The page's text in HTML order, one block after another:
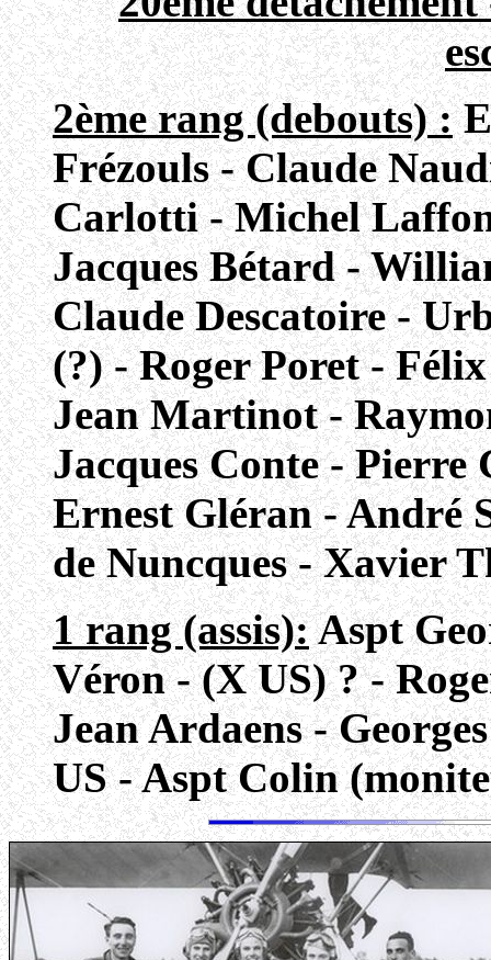
2ème rang (debouts) :
Frézouls - Claude
Carlotti - Michel
Jacques Bétard -
Claude Descatoire -
(?) - Roger Poret -
Jean Martinot -
Jacques Conte -
Ernest Gléran - André
de Nuncques - Xavier
1 rang (assis):Aspt
Véron - (X US) ? -
Jean Ardaens -
US - Aspt Colin